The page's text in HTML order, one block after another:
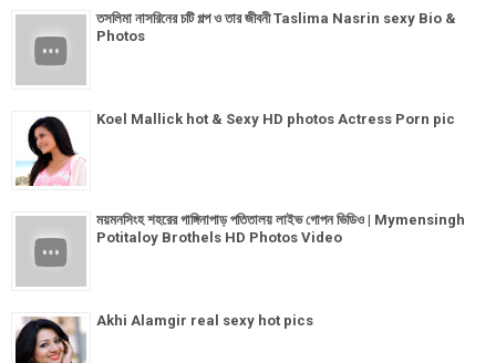
তসলিমা নাসরিনের চটি গল্প ও তার জীবনী Taslima Nasrin sexy Bio &
Photos
Koel Mallick hot & Sexy HD photos Actress Porn pic
ময়মনসিংহ শহরের গাঙ্গিনাপাড় পতিতালয় লাইভ গোপন ভিডিও | Mymensingh
Potitaloy Brothels HD Photos Video
Akhi Alamgir real sexy hot pics